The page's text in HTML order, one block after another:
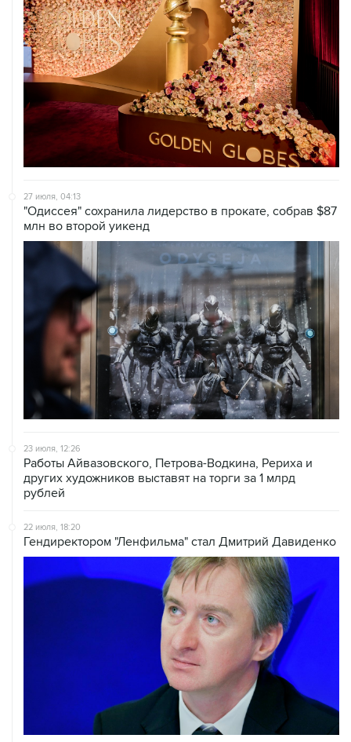
27 июля, 04:13
"Одиссея" сохранила лидерство в прокате, собрав $87
млн во второй уикенд
23 июля, 12:26
Работы Айвазовского, Петрова-Водкина, Рериха и
других художников выставят на торги за 1 млрд
рублей
22 июля, 18:20
Гендиректором "Ленфильма" стал Дмитрий Давиденко